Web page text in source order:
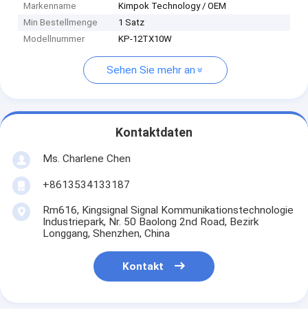
Markenname
Kimpok Technology / OEM
Min Bestellmenge
1 Satz
Modellnummer
KP-12TX10W
Sehen Sie mehr an
Kontaktdaten
Ms. Charlene Chen
+8613534133187
Rm616, Kingsignal Signal Kommunikationstechnologie
Industriepark, Nr. 50 Baolong 2nd Road, Bezirk
Longgang, Shenzhen, China
Kontakt